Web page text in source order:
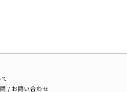
/ お問い合わせ